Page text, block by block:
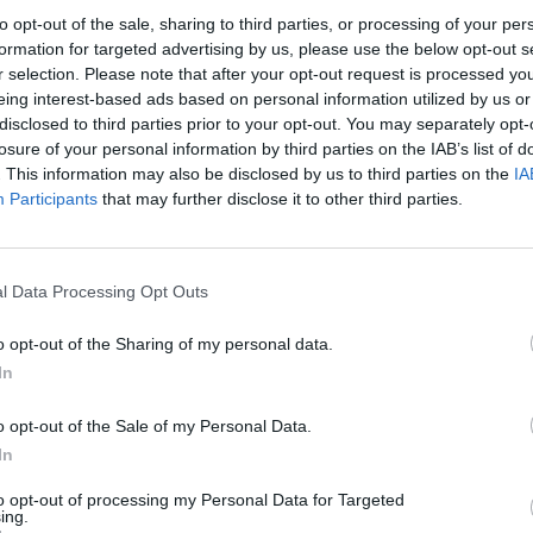
opt-out of the sale, sharing to third parties, or processing of your
for targeted advertising by us, please use the below opt-out
selection. Please note that after your opt-out request is processed
interest-based ads based on personal information utilized by us
to third parties prior to your opt-out. You may separately
of your personal information by third parties on the IAB’s list of
This information may also be disclosed by us to third parties on the
Participants that may further disclose it to other third parties.
Data Processing Opt Outs
opt-out of the Sharing of my personal data.
opt-out of the Sale of my Personal Data.
opt-out of processing my Personal Data for Targeted
giocatore assumerà una quantità variabile di exp
(spesso ne sono 2 o 3) in un determinato lasso di
si potranno ricevere degli exp che
precisa della ricompensa guarda le guide agli
usufruire delle ricompense. È quindi
sulle ENM: